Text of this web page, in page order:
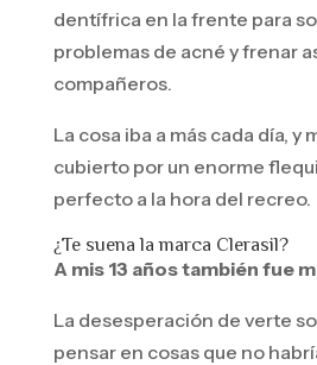
dentífrica en la frente para
problemas de acné y frenar
compañeros.
La cosa iba a más cada día, y
cubierto por un enorme
perfecto a la hora del recreo.
¿Te suena la marca Clerasil?
A mis 13 años también fue
La desesperación de verte
pensar en cosas que no